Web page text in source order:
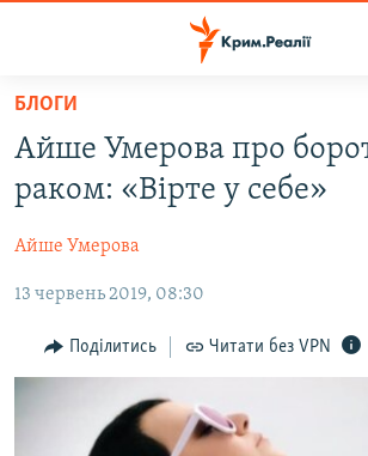
Перейти
основного
матеріалу
Перейти
до
навігації
Перейти
ВІДЕО ТА ФОТО
ПОЛІТИКА
БЛОГИ
ПОГЛЯД
ВСЕ ЗА ДЕНЬ
БЛОГИ
Айше Умерова про
раком: «Вірте у себе»
Айше Умерова
13 червень 2019, 08:30
Поділитись Читати без VPN